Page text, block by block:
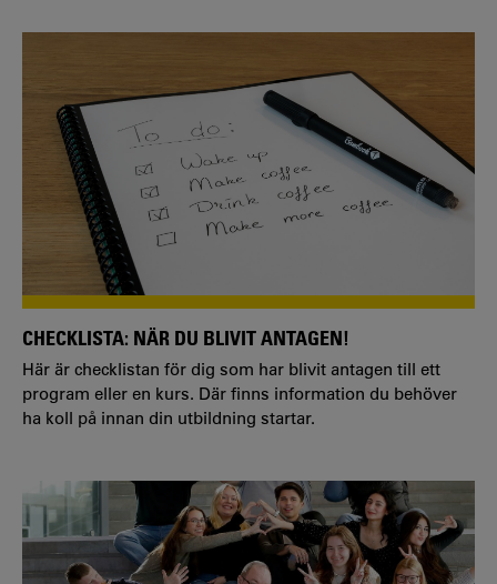
CHECKLISTA: NÄR DU BLIVIT ANTAGEN!
Här är checklistan för dig som har blivit antagen till ett
program eller en kurs. Där finns information du behöver
ha koll på innan din utbildning startar.